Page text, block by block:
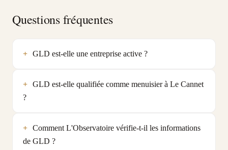
Questions fréquentes
GLD est-elle une entreprise active ?
GLD est-elle qualifiée comme menuisier à Le Cannet
?
Comment L'Observatoire vérifie-t-il les informations
de GLD ?